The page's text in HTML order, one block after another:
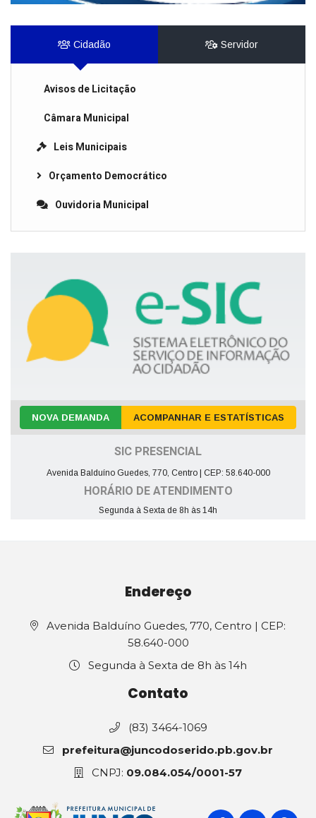
Cidadão Servidor
Avisos de Licitação
Câmara Municipal
Leis Municipais
Orçamento Democrático
Ouvidoria Municipal
NOVA DEMANDA ACOMPANHAR E ESTATÍSTICAS
SIC PRESENCIAL
Avenida Balduíno Guedes, 770, Centro | CEP: 58.640-000
HORÁRIO DE ATENDIMENTO
Segunda à Sexta de 8h às 14h
Endereço
Avenida Balduíno Guedes, 770, Centro | CEP:
58.640-000
Segunda à Sexta de 8h às 14h
Contato
(83) 3464-1069
prefeitura@juncodoserido.pb.gov.br
CNPJ: 09.084.054/0001-57